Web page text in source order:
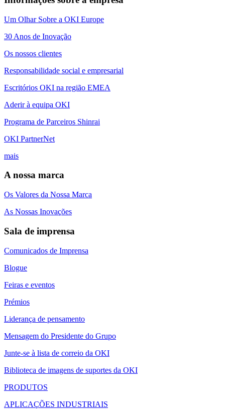
Um Olhar Sobre a OKI Europe
30 Anos de Inovação
Os nossos clientes
Responsabilidade social e empresarial
Escritórios OKI na região EMEA
Aderir à equipa OKI
Programa de Parceiros Shinrai
OKI PartnerNet
mais
A nossa marca
Os Valores da Nossa Marca
As Nossas Inovações
Sala de imprensa
Comunicados de Imprensa
Blogue
Feiras e eventos
Prémios
Liderança de pensamento
Mensagem do Presidente do Grupo
Junte-se à lista de correio da OKI
Biblioteca de imagens de suportes da OKI
PRODUTOS
APLICAÇÕES INDUSTRIAIS